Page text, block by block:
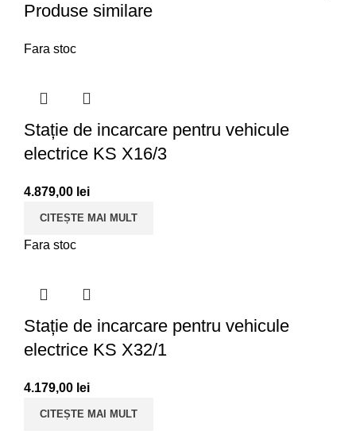
Produse similare
Fara stoc
Stație de incarcare pentru vehicule
electrice KS X16/3
4.879,00 lei
CITEȘTE MAI MULT
Fara stoc
Stație de incarcare pentru vehicule
electrice KS X32/1
4.179,00 lei
CITEȘTE MAI MULT